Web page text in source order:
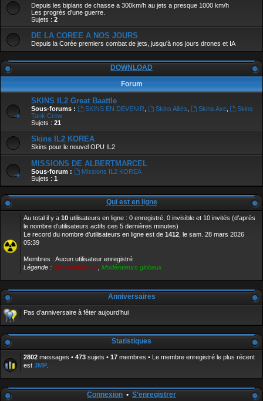
Depuis les biplans de chasse a 300km/h au jets a presque 1000 km/h
Les progrès d'une guerre.
Sujets : 2
DE LA COREE A NOS JOURS
Depuis la Corée premiers combat de jets, jusqu'à nos jours drones et IA
DOWNLOAD
Forum
SKINS IL2 Great Baattle
Sous-forums : SKINS EN DEVENIR Skins Alliés Skins Axe,
Skins
Tank Crew
Sujets : 21
Skins IL2 KOREA
Skins pour le nouvel OPU IL2
MISSIONS DE ALBERTMARCEL
Sous-forum :
Missions IL2 KOREA
Sujets : 1
Qui est en ligne
Au total il y a 10 utilisateurs en ligne : 0 enregistré, 0 invisible et 10 invités (d’après
le nombre d’utilisateurs actifs ces 5 dernières minutes)
Le record du nombre d’utilisateurs en ligne est de 1412 , le sam. 28 mars 2026
05:39
Membres : Aucun utilisateur enregistré
Légende : Administrateurs Modérateurs globaux
Anniversaires
Pas d’anniversaire à fêter aujourd’hui
Statistiques
2802 messages • 473 sujets • 17 membres • Le membre enregistré le plus récent
est JMP
Connexion • S’enregistrer